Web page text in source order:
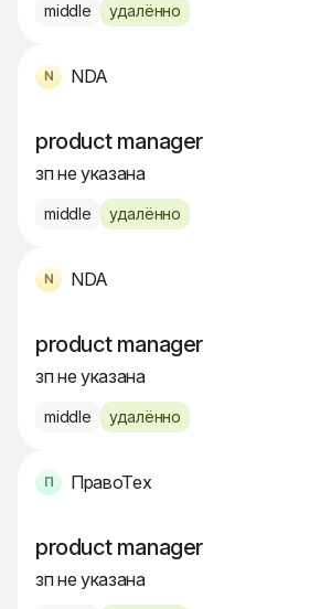
middle удалённо
NDA
product manager
зп не указана
middle удалённо
NDA
product manager
зп не указана
middle удалённо
ПравоТех
product manager
зп не указана